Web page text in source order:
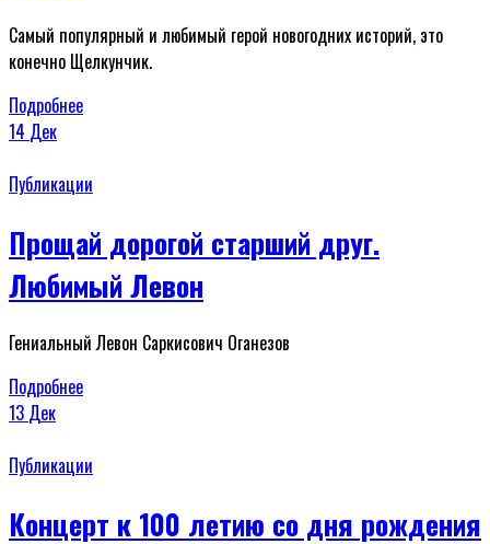
Самый популярный и любимый герой новогодних историй, это
конечно Щелкунчик.
Подробнее
14 Дек
Публикации
Прощай дорогой старший друг.
Любимый Левон
Гениальный Левон Саркисович Оганезов
Подробнее
13 Дек
Публикации
Концерт к 100 летию со дня рождения